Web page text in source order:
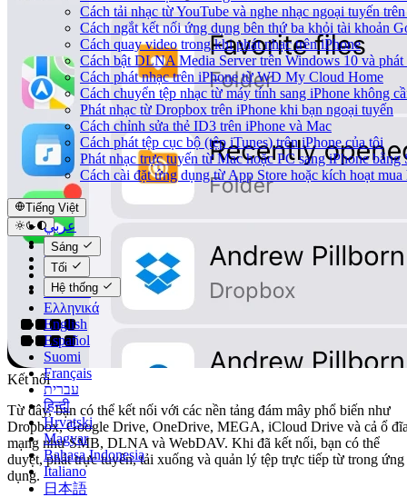
Cách tải nhạc từ YouTube và nghe nhạc ngoại tuyến
Cách ngắt kết nối ứng dụng bên thứ ba khỏi tài khoản
Cách quay video trong khi phát nhạc trên iPhone
Cách bật DLNA Media Server trên Windows 10 và phát
Cách phát nhạc trên iPhone từ WD My Cloud Home
Cách chuyển tệp nhạc từ máy tính sang iPhone không
Phát nhạc từ Dropbox trên iPhone khi bạn ngoại tuyến
Cách chỉnh sửa thẻ ID3 trên iPhone và Mac
Cách phát tệp cục bộ (tệp iTunes) trên iPhone của tôi
Phát nhạc trực tuyến từ Mac hoặc PC sang iPhone bằng
Cách cài đặt ứng dụng từ App Store hoặc kích hoạt
Tiếng Việt
عربي
Català
Čeština
Dansk
Deutsch
Ελληνικά
English
Español
Suomi
Français
עברית
हिन्दी
Hrvatski
Magyar
Bahasa Indonesia
Italiano
日本語
Sáng
Tối
Hệ thống
Kết nối
Từ đây, bạn có thể kết nối với các nền tảng đám mây phổ biến như
Dropbox, Google Drive, OneDrive, MEGA, iCloud Drive và cả ổ
mạng như SMB, DLNA và WebDAV. Khi đã kết nối, bạn có thể
duyệt, phát trực tuyến, tải xuống và quản lý tệp trực tiếp từ trong ứng
dụng.